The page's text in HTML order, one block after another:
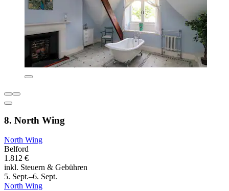
8. North Wing
North Wing
Belford
1.812 €
inkl. Steuern & Gebühren
5. Sept.–6. Sept.
North Wing